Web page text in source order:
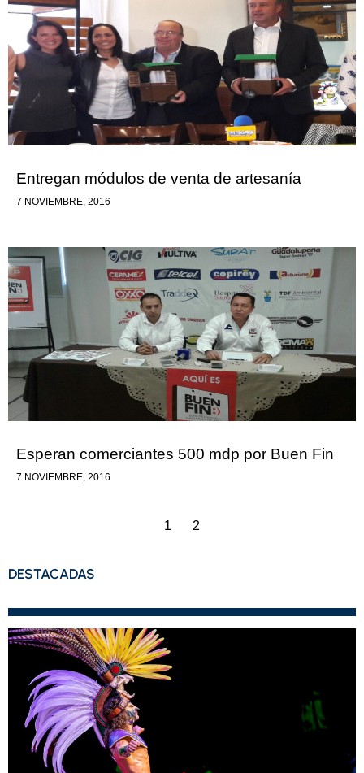
Entregan módulos de venta de artesanía
7 NOVIEMBRE, 2016
Esperan comerciantes 500 mdp por Buen Fin
7 NOVIEMBRE, 2016
1 2
DESTACADAS